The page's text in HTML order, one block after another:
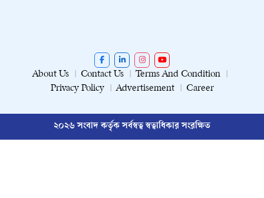
About Us Contact Us
Terms And Condition
Privacy Policy
Advertisement Career
২০২৬ সংবাদ কর্তৃক সর্বস্বত্ব স্বত্বাধিকার সংরক্ষিত